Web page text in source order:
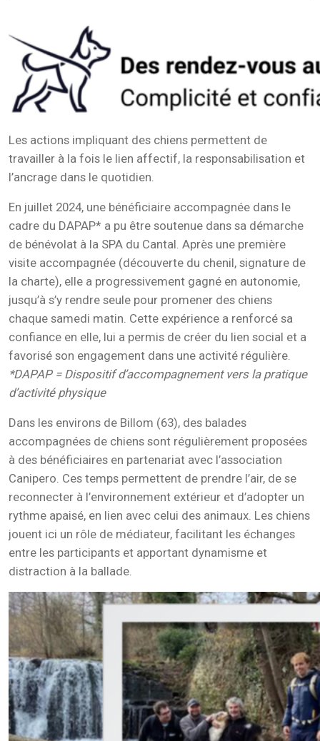
Les actions impliquant des chiens permettent de
travailler à la fois le lien affectif, la responsabilisation et
l’ancrage dans le quotidien.
En juillet 2024, une bénéficiaire accompagnée dans le
cadre du DAPAP* a pu être soutenue dans sa démarche
de bénévolat à la SPA du Cantal. Après une première
visite accompagnée (découverte du chenil, signature de
la charte), elle a progressivement gagné en autonomie,
jusqu’à s’y rendre seule pour promener des chiens
chaque samedi matin. Cette expérience a renforcé sa
confiance en elle, lui a permis de créer du lien social et a
favorisé son engagement dans une activité régulière.
*DAPAP = Dispositif d’accompagnement vers la pratique
d’activité physique
Dans les environs de Billom (63), des balades
accompagnées de chiens sont régulièrement proposées
à des bénéficiaires en partenariat avec l’association
Canipero. Ces temps permettent de prendre l’air, de se
reconnecter à l’environnement extérieur et d’adopter un
rythme apaisé, en lien avec celui des animaux. Les chiens
jouent ici un rôle de médiateur, facilitant les échanges
entre les participants et apportant dynamisme et
distraction à la ballade.